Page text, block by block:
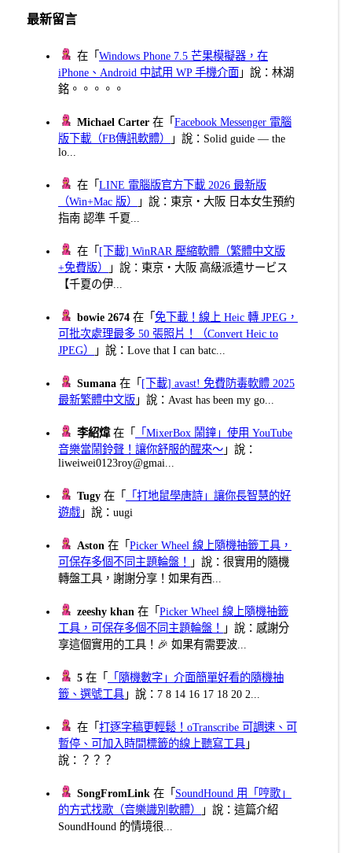
最新留言
在「Windows Phone 7.5 芒果模擬器，在
iPhone、Android 中試用 WP 手機介面 」說：林湖
銘。。。。。
Michael Carter 在「Facebook Messenger 電腦
版下載（FB傳訊軟體）
」說：Solid guide — the
lo...
在「LINE 電腦版官方下載 2026 最新版
（Win+Mac 版）
」說：東京・大阪 日本女生預約
指南 認準 千夏...
在「 [下載] WinRAR 壓縮軟體（繁體中文版
+免費版）
」說：東京・大阪 高級派遣サービス
【千夏の伊...
bowie 2674 在「免下載！線上 Heic 轉 JPEG，
可批次處理最多 50 張照片！（Convert Heic to
JPEG）
」說：Love that I can batc...
Sumana 在「 [下載] avast! 免費防毒軟體 2025
最新繁體中文版 」說：Avast has been my go...
李紹煒在「
「MixerBox 鬧鐘」使用 YouTube
音樂當鬧鈴聲！讓你舒服的醒來～ 」說：
liweiwei0123roy@gmai...
Tugy 在「
「打地鼠學唐詩」讓你長智慧的好
遊戲 」說：uugi
Aston 在「Picker Wheel 線上隨機抽籤工具，
可保存多個不同主題輪盤！
」說：很實用的隨機
轉盤工具，謝謝分享！如果有西...
zeeshy khan 在「Picker Wheel 線上隨機抽籤
工具，可保存多個不同主題輪盤！
」說：感謝分
享這個實用的工具！🎉 如果有需要波...
5 在「
「隨機數字」介面簡單好看的隨機抽
籤、選號工具 」說：7 8 14 16 17 18 20 2...
在「打逐字稿更輕鬆！oTranscribe 可調速、可
暫停、可加入時間標籤的線上聽寫工具 」
說：？？？
SongFromLink 在「 SoundHound 用「哼歌」
的方式找歌（音樂識別軟體）
」說：這篇介紹
SoundHound 的情境很...